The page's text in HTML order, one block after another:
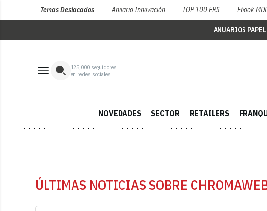
Temas Destacados Anuario Innovación TOP 100 FRS Ebook
ANUARIOS PAPEL
125,000 seguidores
en redes sociales
NOVEDADES SECTOR RETAILERS
ÚLTIMAS NOTICIAS SOBRE